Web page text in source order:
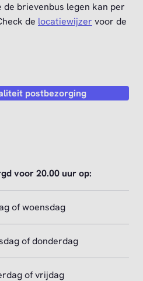
brievenbus legen kan per
de locatiewijzer voor de
postbezorging
voor 20.00 uur op:
of woensdag
of donderdag
of vrijdag